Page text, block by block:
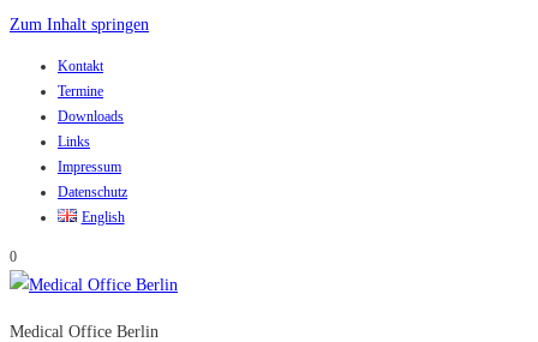
Zum Inhalt springen
Kontakt
Termine
Downloads
Links
Impressum
Datenschutz
English
0
Medical Office Berlin